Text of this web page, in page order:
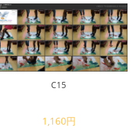
C15
1,160円